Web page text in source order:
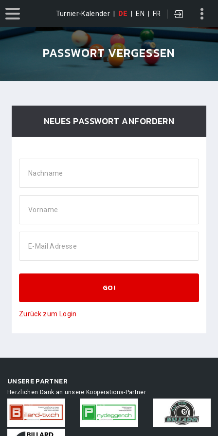
Turnier-Kalender DE EN FR
PASSWORT VERGESSEN
NEUES PASSWORT ANFORDERN
Nachname
Vorname
E-Mail Adresse
GO!
Zurück zum Login
UNSERE PARTNER
Herzlichen Dank an unsere Kooperations-Partner